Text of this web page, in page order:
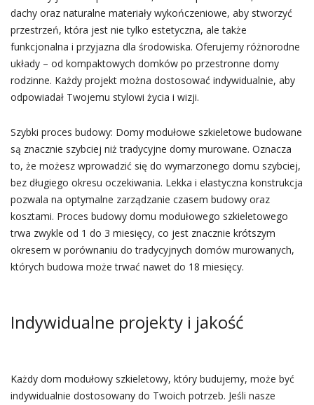
dachy oraz naturalne materiały wykończeniowe, aby stworzyć
przestrzeń, która jest nie tylko estetyczna, ale także
funkcjonalna i przyjazna dla środowiska. Oferujemy różnorodne
układy – od kompaktowych domków po przestronne domy
rodzinne. Każdy projekt można dostosować indywidualnie, aby
odpowiadał Twojemu stylowi życia i wizji.
Szybki proces budowy: Domy modułowe szkieletowe budowane
są znacznie szybciej niż tradycyjne domy murowane. Oznacza
to, że możesz wprowadzić się do wymarzonego domu szybciej,
bez długiego okresu oczekiwania. Lekka i elastyczna konstrukcja
pozwala na optymalne zarządzanie czasem budowy oraz
kosztami. Proces budowy domu modułowego szkieletowego
trwa zwykle od 1 do 3 miesięcy, co jest znacznie krótszym
okresem w porównaniu do tradycyjnych domów murowanych,
których budowa może trwać nawet do 18 miesięcy.
Indywidualne projekty i jakość
Każdy dom modułowy szkieletowy, który budujemy, może być
indywidualnie dostosowany do Twoich potrzeb. Jeśli nasze